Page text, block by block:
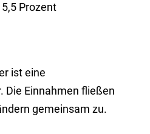
Prozent
ist eine
Die Einnahmen fließen
gemeinsam zu.